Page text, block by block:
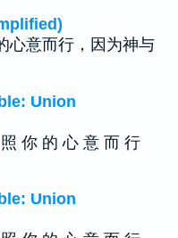
心意而行，因为神与
Union
你 的 心 意 而 行
Union